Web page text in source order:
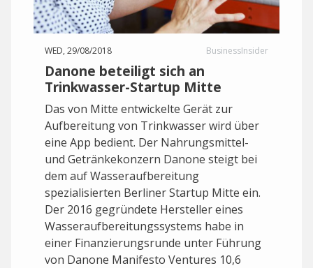
WED, 29/08/2018 BusinessInsider
Danone beteiligt sich an
Trinkwasser-Startup Mitte
Das von Mitte entwickelte Gerät zur
Aufbereitung von Trinkwasser wird über
eine App bedient. Der Nahrungsmittel-
und Getränkekonzern Danone steigt bei
dem auf Wasseraufbereitung
spezialisierten Berliner Startup Mitte ein.
Der 2016 gegründete Hersteller eines
Wasseraufbereitungssystems habe in
einer Finanzierungsrunde unter Führung
von Danone Manifesto Ventures 10,6